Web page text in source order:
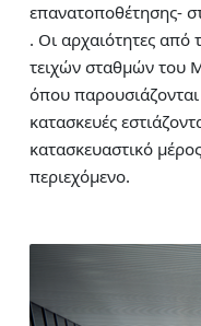
επανατοποθέτησης-
. Οι αρχαιότητες από
τειχών σταθμών του
όπου παρουσιάζονται
κατασκευές
κατασκευαστικό
περιεχόμενο.